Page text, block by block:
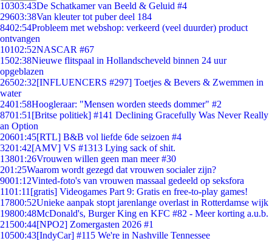
10303:43De Schatkamer van Beeld & Geluid #4
29603:38Van kleuter tot puber deel 184
8402:54Probleem met webshop: verkeerd (veel duurder) product
ontvangen
10102:52NASCAR #67
1502:38Nieuwe flitspaal in Hollandscheveld binnen 24 uur
opgeblazen
26502:32[INFLUENCERS #297] Toetjes & Bevers & Zwemmen in
water
2401:58Hoogleraar: "Mensen worden steeds dommer" #2
8701:51 [Britse politiek] #141 Declining Gracefully Was Never Really
an Option
20601:45[RTL] B&B vol liefde 6de seizoen #4
3201:42[AMV] VS #1313 Lying sack of shit.
13801:26Vrouwen willen geen man meer #30
201:25Waarom wordt gezegd dat vrouwen socialer zijn?
9001:12Vinted-foto's van vrouwen massaal gedeeld op seksfora
1101:11 [gratis] Videogames Part 9: Gratis en free-to-play games!
17800:52Unieke aanpak stopt jarenlange overlast in Rotterdamse wijk
19800:48McDonald's, Burger King en KFC #82 - Meer korting a.u.b.
21500:44[NPO2] Zomergasten 2026 #1
10500:43[IndyCar] #115 We're in Nashville Tennessee